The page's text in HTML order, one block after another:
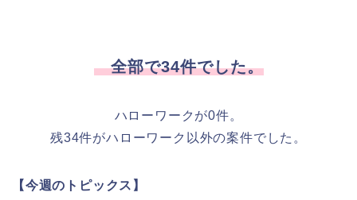
全部で34件でした。
ハローワークが0件。
残34件がハローワーク以外の案件でした。
【今週のトピックス】